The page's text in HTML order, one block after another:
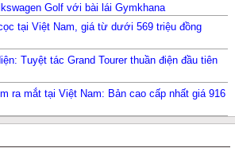
Golf với bài lái Gymkhana
tại Việt Nam, giá từ dưới 569 triệu đồng
Tuyệt tác Grand Tourer thuần điện đầu tiên
ra mắt tại Việt Nam: Bản cao cấp nhất giá 916